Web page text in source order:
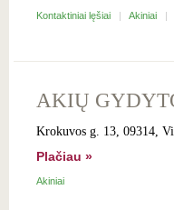
Kontaktiniai lęšiai Akiniai
AKIŲ
Krokuvos g. 13, 09314,
Plačiau »
Akiniai